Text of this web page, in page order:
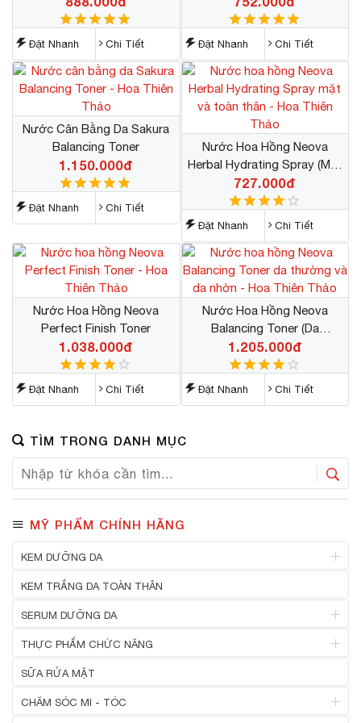
Đặt Nhanh Chi Tiết Đặt Nhanh Chi Tiết
Nước Cân Bằng Da Sakura
Balancing Toner
1.150.000đ
Đặt Nhanh Chi Tiết
Nước Hoa Hồng Neova
Herbal Hydrating Spray (mặt
Và Toàn Thân)
727.000đ
Đặt Nhanh Chi Tiết
Nước Hoa Hồng Neova
Perfect Finish Toner
1.038.000đ
Đặt Nhanh Chi Tiết
Nước Hoa Hồng Neova
Balancing Toner (da
Thường Và Da Nhờn)
1.205.000đ
Đặt Nhanh Chi Tiết
TÌM TRONG DANH MỤC
MỸ PHẨM CHÍNH HÃNG
KEM DƯỠNG DA
Kem dưỡng trắng da mặt
Kem trị nám
Kem trị mụn
Dưỡng ẩm da
Kem chống lão hóa
Kem chống nắng
KEM TRẮNG DA TOÀN THÂN
SERUM DƯỠNG DA
Serum dưỡng trắng da
Serum trị nám
Serum chống lão hóa
Serum trị mụn
THỰC PHẨM CHỨC NĂNG
Viên uống chống nắng
Viên uống trắng da
Viên uống trị nám
SỮA RỬA MẶT
CHĂM SÓC MI - TÓC